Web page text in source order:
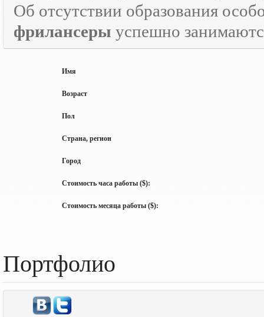
Об отсутствии образования
фрилансеры успешно
Имя
Возраст
Пол
Страна, регион
Город
Стоимость часа работы ($):
Стоимость месяца работы ($):
Портфолио